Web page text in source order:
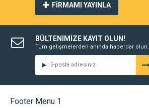
FİRMAMI YAYINLA
BÜLTENİMİZE KAYIT OLUN!
Tüm gelişmelerden anında haberdar olun.
Footer Menu 1